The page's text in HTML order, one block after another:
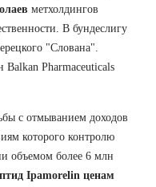
метхолдингов
В бундеслигу
"Слована".
Balkan Pharmaceuticals
с отмыванием доходов
которого контролю
объемом более 6 млн
Ipamorelin ценам